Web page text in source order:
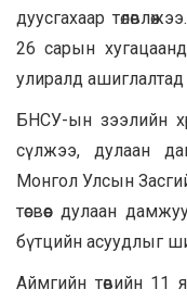
дуусгахаар
26 сарын
улиралд ашиглалтад
БНСУ-ын зээлийн
сүлжээ, дулаан
Монгол Улсын
төсвөөс дулаан
бүтцийн асуудлыг
Аймгийн төвийн 11